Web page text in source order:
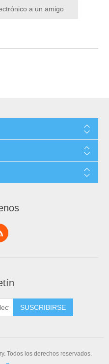
Todos los derechos reservados.